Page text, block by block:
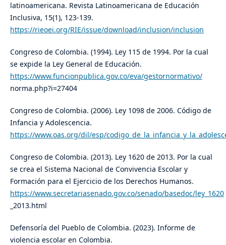
latinoamericana. Revista Latinoamericana de Educación
Inclusiva, 15(1), 123-139.
https://rieoei.org/RIE/issue/download/inclusion/inclusion
Congreso de Colombia. (1994). Ley 115 de 1994. Por la cual
se expide la Ley General de Educación.
https://www.funcionpublica.gov.co/eva/gestornormativo/
norma.php?i=27404
Congreso de Colombia. (2006). Ley 1098 de 2006. Código de
Infancia y Adolescencia.
https://www.oas.org/dil/esp/
Congreso de Colombia. (2013). Ley 1620 de 2013. Por la cual
se crea el Sistema Nacional de Convivencia Escolar y
Formación para el Ejercicio de los Derechos Humanos.
https://www.secretariasenado.gov.co/senado/basedoc/ley_1620
_2013.html
Defensoría del Pueblo de Colombia. (2023). Informe de
violencia escolar en Colombia.